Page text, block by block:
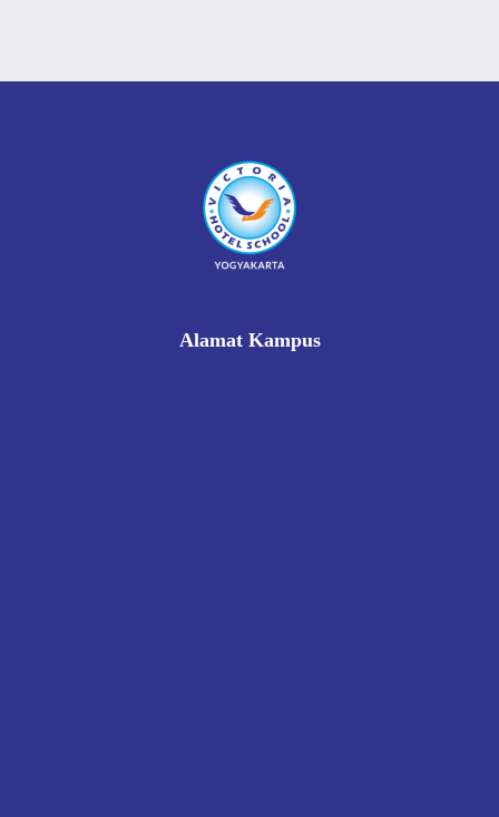
Alamat Kampus